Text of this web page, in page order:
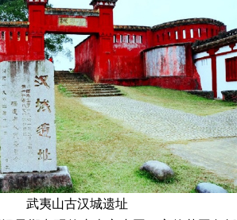
武夷山古汉城遗址